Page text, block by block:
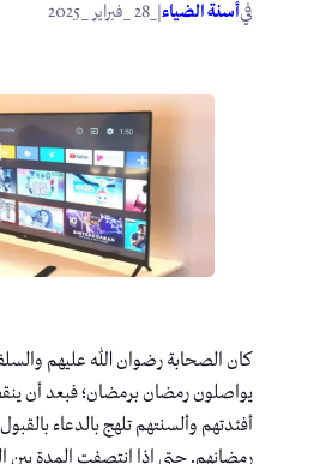
فيأسنة الضياء
كان الصحابة رضوان الله عليهم
يواصلون رمضان برمضان؛ فبعد أن
أفئدتهم وألسنتهم تلهج بالدعاء
رمضانهم. حتى إذا انتصفت المدة بين